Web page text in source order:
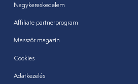
Nagykereskedelem
Affiliate partnerprogram
Masszőr magazin
Cookies
Adatkezelés